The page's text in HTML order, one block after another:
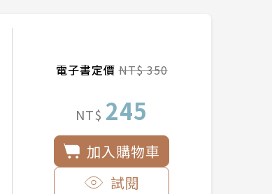
電子書定價NT$ 350
NT$ 245
加入購物車
試閱